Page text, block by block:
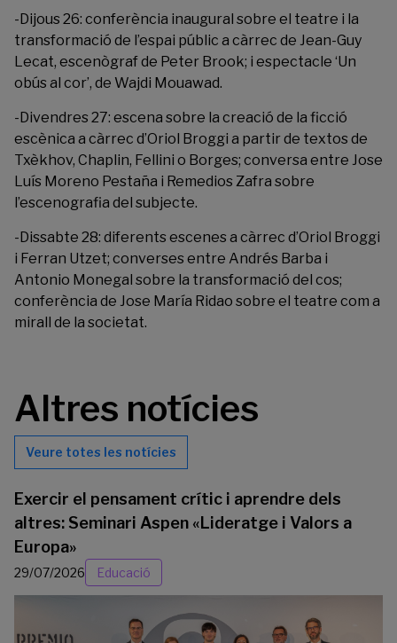
-Dijous 26: conferència inaugural sobre el teatre i la
transformació de l’espai públic a càrrec de Jean-Guy
Lecat, escenògraf de Peter Brook; i espectacle ‘Un
obús al cor’, de Wajdi Mouawad.
-Divendres 27: escena sobre la creació de la ficció
escènica a càrrec d’Oriol Broggi a partir de textos de
Txèkhov, Chaplin, Fellini o Borges; conversa entre Jose
Luís Moreno Pestaña i Remedios Zafra sobre
l’escenografia del subjecte.
-Dissabte 28: diferents escenes a càrrec d’Oriol Broggi
i Ferran Utzet; converses entre Andrés Barba i
Antonio Monegal sobre la transformació del cos;
conferència de Jose María Ridao sobre el teatre com a
mirall de la societat.
Altres notícies
Veure totes les notícies
Exercir el pensament crític i aprendre dels
altres: Seminari Aspen «Lideratge i Valors a
Europa»
29/07/2026 Educació